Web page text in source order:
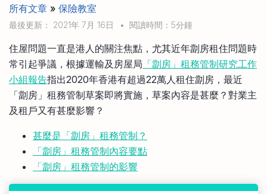
月供股票計劃
比較最抵月供計劃戶口
比較定存利率
信用卡
比較各種最優惠信用卡
其他網站
手機App與理財資訊
商業解決方案
所有文章 » 保險教室
最後更新： 2021年 7月 16日 • 閱讀時間：5分鐘
住屋問題一直是港人的關注焦點，尤其近年劏房租住問題時
常引起爭議，根據運輸及房屋局 「劏房」租務管制研究工作
小組報告指出2020年香港有超過22萬人租住劏房，最近
「劏房」租務管制草案即將實施，草案內容是甚麼？對業主
及租戶又有甚麼影響？
甚麼是「劏房」租務管制？
「劏房」租務管制內容要點
「劏房」租務管制的影響